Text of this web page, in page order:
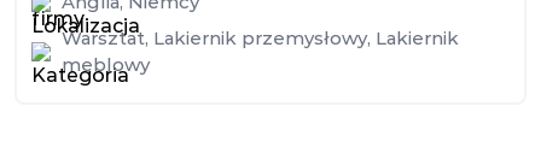
Warsztat, Lakiernik przemysłowy, Lakiernik
meblowy